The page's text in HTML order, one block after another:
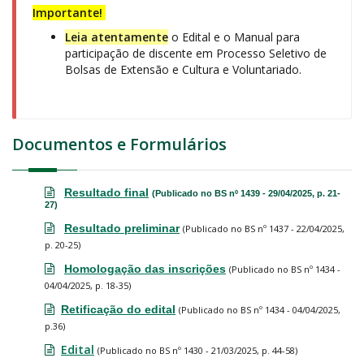
Importante!
Leia atentamente o Edital e o Manual para
participação de discente em Processo Seletivo de
Bolsas de Extensão e Cultura e Voluntariado.
Documentos e Formulários
Resultado final (Publicado no BS nº 1439 - 29/04/2025, p. 21-
27)
Resultado preliminar (Publicado no BS nº 1437 - 22/04/2025,
p. 20-25)
Homologação das inscrições (Publicado no BS nº 1434 -
04/04/2025, p. 18-35)
Retificação do edital (Publicado no BS nº 1434 - 04/04/2025,
p.36)
Edital (Publicado no BS nº 1430 - 21/03/2025, p. 44-58)